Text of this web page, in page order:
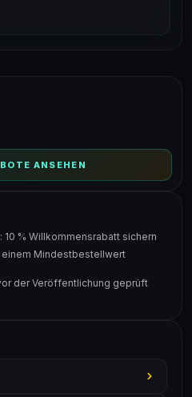
ANSEHEN
% Willkommensrabatt sichern
Mindestbestellwert
der Veröffentlichung geprüft